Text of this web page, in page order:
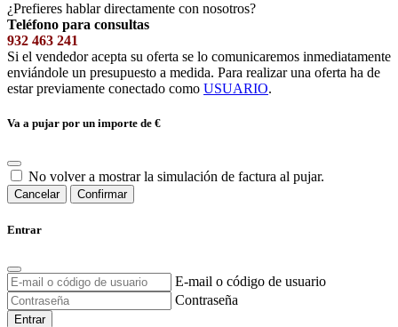
¿Prefieres hablar directamente con nosotros?
Teléfono para consultas
932 463 241
Si el vendedor acepta su oferta se lo comunicaremos inmediatamente
enviándole un presupuesto a medida. Para realizar una oferta ha de
estar previamente conectado como USUARIO.
Va a pujar por un importe de €
No volver a mostrar la simulación de factura al pujar.
Cancelar Confirmar
Entrar
E-mail o código de usuario
Contraseña
Entrar